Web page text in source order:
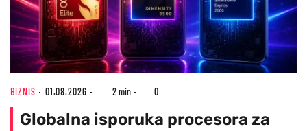
BIZNIS 01.08.2026 2 min 0
Globalna isporuka procesora za